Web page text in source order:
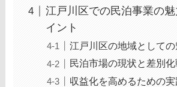
江戸川区での民泊事業の
イント
江戸川区の地域としての
民泊市場の現状と差別化
収益化を高めるための